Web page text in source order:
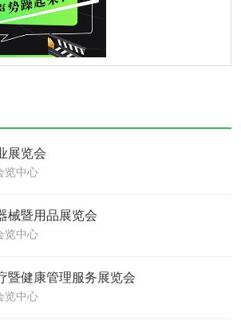
展览会
览中心
械暨用品展览会
览中心
暨健康管理服务展览会
览中心